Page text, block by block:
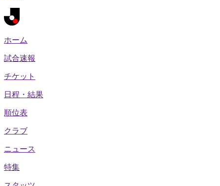
ホーム
試合速報
チケット
日程・結果
順位表
クラブ
ニュース
特集